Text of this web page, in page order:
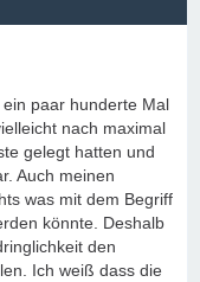
paar hunderte Mal
nach maximal
gelegt hatten und
Auch meinen
was mit dem Begriff
könnte. Deshalb
den
Ich weiß dass die